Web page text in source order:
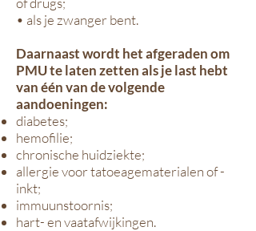
• als je zwanger bent.
Daarnaast wordt het afgeraden om
PMU te laten zetten als je last hebt
van één van de volgende
aandoeningen:
diabetes;
hemofilie;
chronische huidziekte;
allergie voor tatoeagematerialen of -
inkt;
immuunstoornis;
hart- en vaatafwijkingen.